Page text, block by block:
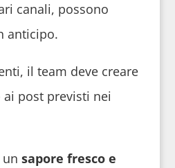
canali, possono
anticipo.
il team deve creare
ai post previsti nei
sapore fresco e